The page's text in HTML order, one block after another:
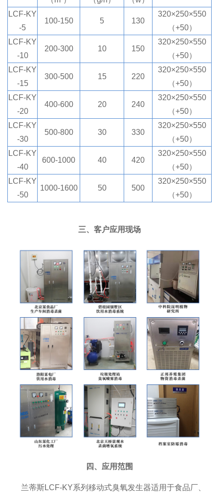
LCF-KY
-5
100-150 5 130
320×250×550
（+50）
LCF-KY
-10
200-300 10 150
320×250×550
（+50）
LCF-KY
-15
300-500 15 220
320×250×550
（+50）
LCF-KY
-20
400-600 20 240
320×250×550
（+50）
LCF-KY
-30
500-800 30 330
320×250×550
（+50）
LCF-KY
-40
600-1000 40 420
320×250×550
（+50）
LCF-KY
-50
1000-1600 50 500
320×250×550
（+50）
三、客户应用现场
四、应用范围
兰蒂斯LCF-KY系列移动式臭氧发生器适用于食品厂、